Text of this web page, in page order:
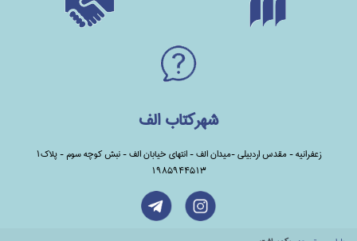
شهرکتاب الف
زعفرانیه - مقدس اردبیلی -میدان الف - انتهای خیابان الف - نبش کوچه سوم - پلاک1
1985944513